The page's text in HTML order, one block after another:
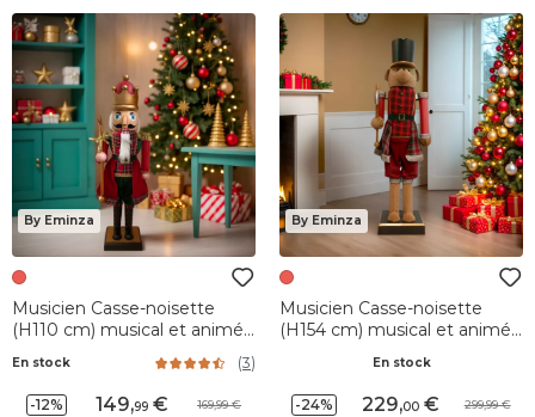
By Eminza
Musicien Casse-noisette
(H110 cm) musical et animé
En stock (3)
-12% 149,99 169,99
By Eminza
Musicien Casse-noisette
(H154 cm) musical et animé
En stock
-24% 229,00 299,99